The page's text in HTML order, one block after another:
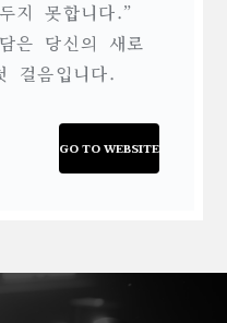
지 못합니다.”
은 당신의 새로
걸음입니다.
GO TO WEBSITE